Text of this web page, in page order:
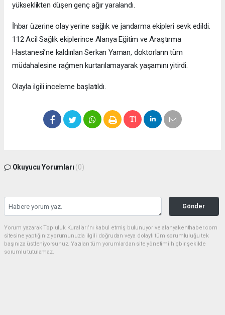
yükseklikten düşen genç ağır yaralandı.
İhbar üzerine olay yerine sağlık ve jandarma ekipleri sevk edildi.
112 Acil Sağlık ekiplerince Alanya Eğitim ve Araştırma
Hastanesi’ne kaldırılan Serkan Yaman, doktorların tüm
müdahalesine rağmen kurtarılamayarak yaşamını yitirdi.
Olayla ilgili inceleme başlatıldı.
Okuyucu Yorumları (0)
Gönder
Yorum yazarak Topluluk Kuralları’nı kabul etmiş bulunuyor ve alanyakenthaber.com
sitesine yaptığınız yorumunuzla ilgili doğrudan veya dolaylı tüm sorumluluğu tek
başınıza üstleniyorsunuz. Yazılan tüm yorumlardan site yönetimi hiçbir şekilde
sorumlu tutulamaz.